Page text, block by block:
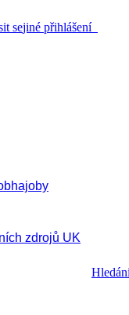
sejiné přihlášení
zdrojů UK